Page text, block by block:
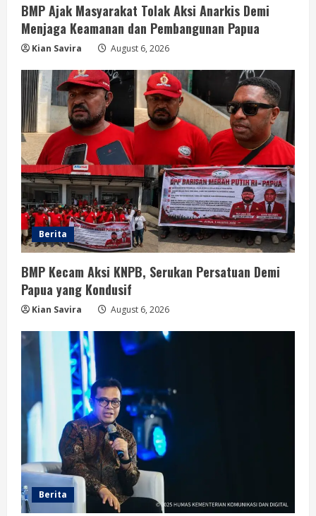
BMP Ajak Masyarakat Tolak Aksi Anarkis Demi
Menjaga Keamanan dan Pembangunan Papua
Kian Savira August 6, 2026
Berita
BMP Kecam Aksi KNPB, Serukan Persatuan Demi
Papua yang Kondusif
Kian Savira August 6, 2026
Berita